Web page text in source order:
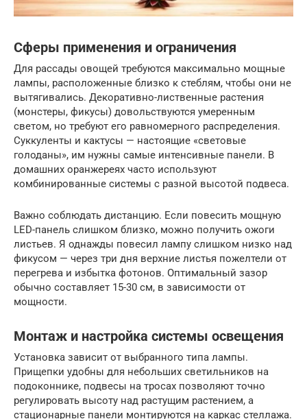
Сферы применения и ограничения
Для рассады овощей требуются максимально мощные
лампы, расположенные близко к стеблям, чтобы они не
вытягивались. Декоративно-лиственные растения
(монстеры, фикусы) довольствуются умеренным
светом, но требуют его равномерного распределения.
Суккуленты и кактусы — настоящие «световые
голоданы», им нужны самые интенсивные панели. В
домашних оранжереях часто используют
комбинированные системы с разной высотой подвеса.
Важно соблюдать дистанцию. Если повесить мощную
LED-панель слишком близко, можно получить ожоги
листьев. Я однажды повесил лампу слишком низко над
фикусом — через три дня верхние листья пожелтели от
перегрева и избытка фотонов. Оптимальный зазор
обычно составляет 15-30 см, в зависимости от
мощности.
Монтаж и настройка системы освещения
Установка зависит от выбранного типа лампы.
Прищепки удобны для небольших светильников на
подоконнике, подвесы на тросах позволяют точно
регулировать высоту над растущим растением, а
стационарные панели монтируются на каркас стеллажа.